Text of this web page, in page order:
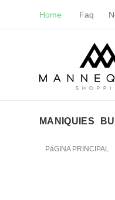
Home Faq
MANIQUIES
PáGINA PRINCIPAL